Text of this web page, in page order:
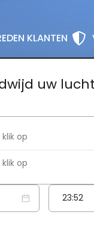
KLANTEN
uw